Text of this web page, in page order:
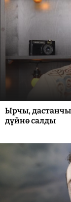
Ырчы, дастанчы
дүйнө салды